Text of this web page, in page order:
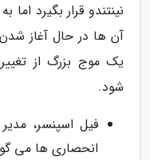
نینتندو قرار بگیرد
آن ها در حال آغاز
یک موج بزرگ از
شود.
فیل اسپنسر،
انحصاری ها می